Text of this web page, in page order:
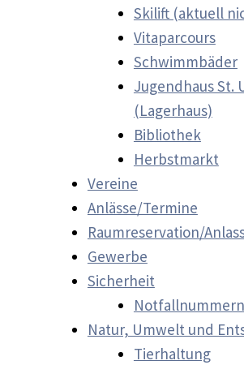
Skilift (aktuell
Vitaparcours
Schwimmbäder
Jugendhaus St.
(Lagerhaus)
Bibliothek
Herbstmarkt
Vereine
Anlässe/Termine
Raumreservation/
Gewerbe
Sicherheit
Notfallnummern
Natur, Umwelt und
Tierhaltung